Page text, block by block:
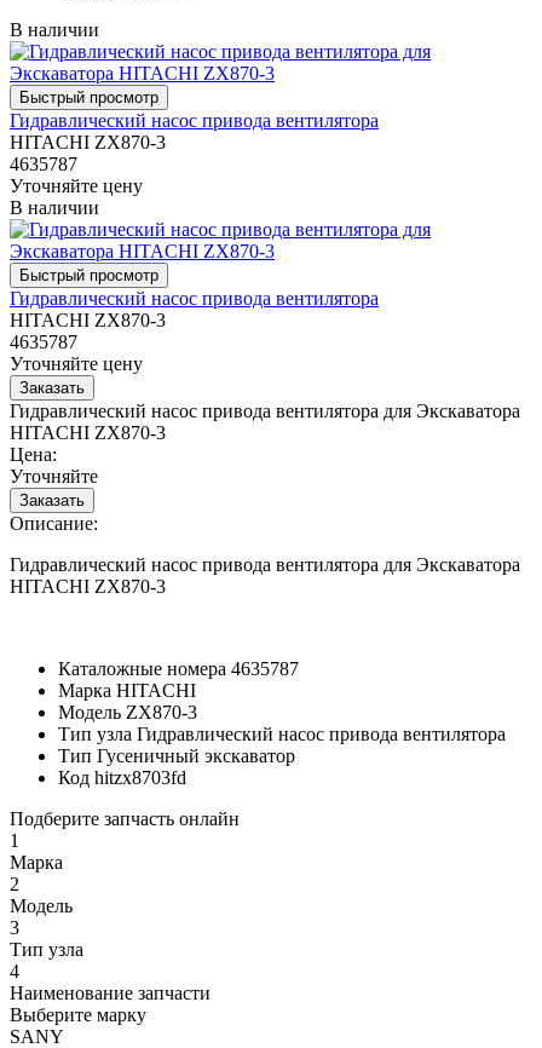
В наличии
Гидравлический насос привода вентилятора
HITACHI ZX870-3
4635787
Уточняйте цену
В наличии
Гидравлический насос привода вентилятора
HITACHI ZX870-3
4635787
Уточняйте цену
Гидравлический насос привода вентилятора для Экскаватора
HITACHI ZX870-3
Цена:
Уточняйте
Описание:
Гидравлический насос привода вентилятора для Экскаватора
HITACHI ZX870-3
Каталожные номера 4635787
Марка HITACHI
Модель ZX870-3
Тип узла Гидравлический насос привода вентилятора
Тип Гусеничный экскаватор
Код hitzx8703fd
Подберите запчасть онлайн
1
Марка
2
Модель
3
Тип узла
4
Наименование запчасти
Выберите марку
SANY